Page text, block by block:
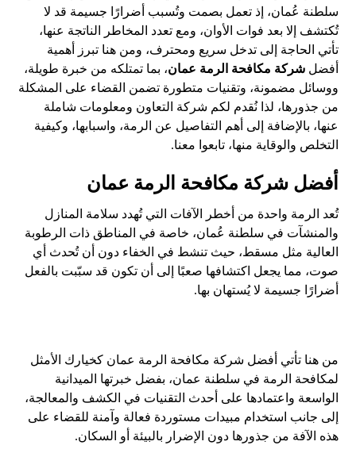
سلطنة عُمان، إذ تعمل بصمت وتُسبب أضرارًا جسيمة قد لا
تُكتشف إلا بعد فوات الأوان، ومع تعدد المخاطر الناتجة عنها،
تأتي الحاجة إلى تدخل سريع ومحترف، ومن هنا تبرز أهمية
أفضلشركة مكافحة الرمة عمان، بما تمتلكه من خبرة طويلة،
ووسائل مضمونة، وتقنيات متطورة تضمن القضاء على المشكلة
من جذورها، لذا نُقدم لكم شركة التعاون ومعلومات شاملة
عنها، بالإضافة إلى أهم التفاصيل عن الرمة، واسبابها، وكيفية
التخلص والوقاية منها، تابعوا معنا.
أفضل شركة مكافحة الرمة عمان
تُعد الرمة واحدة من أخطر الآفات التي تُهدد سلامة المنازل
والمنشآت في سلطنة عُمان، خاصة في المناطق ذات الرطوبة
العالية مثل مسقط، حيث تنشط في الخفاء دون أن تُحدث أي
صوت، مما يجعل اكتشافها صعبًا إلى أن تكون قد سبّبت بالفعل
أضرارًا جسيمة لا يُستهان بها.
من هنا تأتي أفضل شركة مكافحة الرمة عمان كخيارك الأمثل
لمكافحة الرمة في سلطنة عمان، بفضل خبرتها الميدانية
الواسعة واعتمادها على أحدث التقنيات في الكشف والمعالجة،
إلى جانب استخدام مبيدات مستوردة فعالة وآمنة للقضاء على
هذه الآفة من جذورها دون الإضرار بالبيئة أو السكان.